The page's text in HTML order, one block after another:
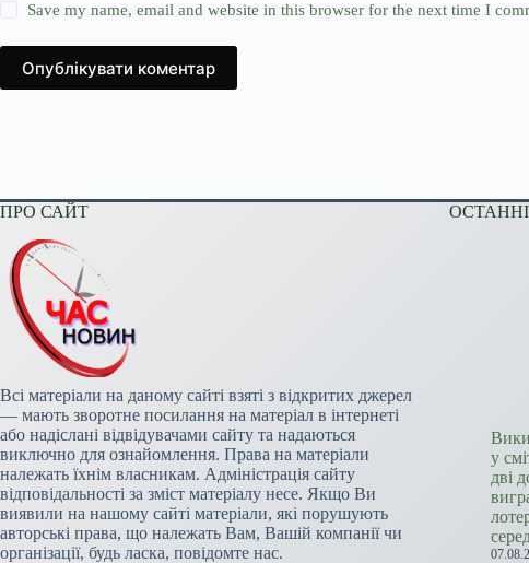
Save my name, email and website in this browser for the next time I
Опублікувати коментар
ПРО САЙТ
Всі матеріали на даному сайті взяті з відкритих джерел
— мають зворотне посилання на матеріал в інтернеті
або надіслані відвідувачами сайту та надаються
виключно для ознайомлення. Права на матеріали
належать їхнім власникам. Адміністрація сайту
відповідальності за зміст матеріалу несе. Якщо Ви
виявили на нашому сайті матеріали, які порушують
авторські права, що належать Вам, Вашій компанії чи
організації, будь ласка, повідомте нас.
у
дві